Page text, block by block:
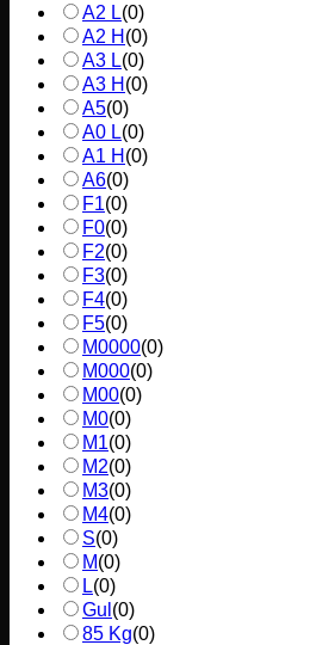
A2 L(0)
A2 H (0)
A3 L(0)
A3 H (0)
A5(0)
A0 L(0)
A1 H (0)
A6(0)
F1(0)
F0(0)
F2(0)
F3(0)
F4(0)
F5(0)
M0000(0)
M000(0)
M00(0)
M0(0)
M1(0)
M2(0)
M3(0)
M4(0)
S(0)
M(0)
L(0)
Gul (0)
85 Kg(0)